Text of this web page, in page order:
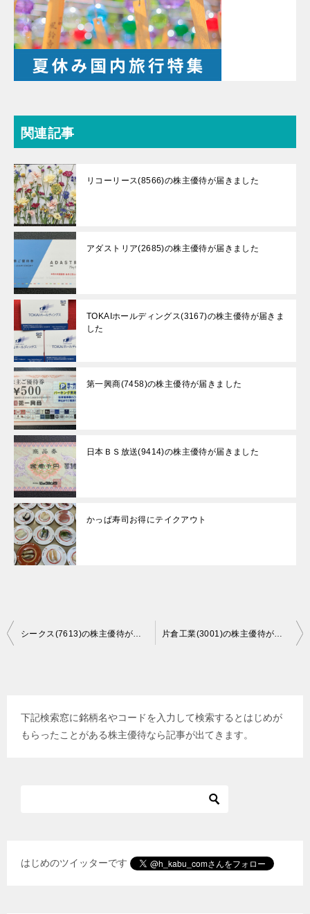
関連記事
リコーリース(8566)の株主優待が届きました
アダストリア(2685)の株主優待が届きました
TOKAIホールディングス(3167)の株主優待が届きま
した
第一興商(7458)の株主優待が届きました
日本ＢＳ放送(9414)の株主優待が届きました
かっぱ寿司お得にテイクアウト
投
シークス(7613)の株主優待が届きました 片倉工業(3001)の株主優待が届きました
下記検索窓に銘柄名やコードを入力して検索するとはじめが
もらったことがある株主優待なら記事が出てきます。
はじめのツイッターです